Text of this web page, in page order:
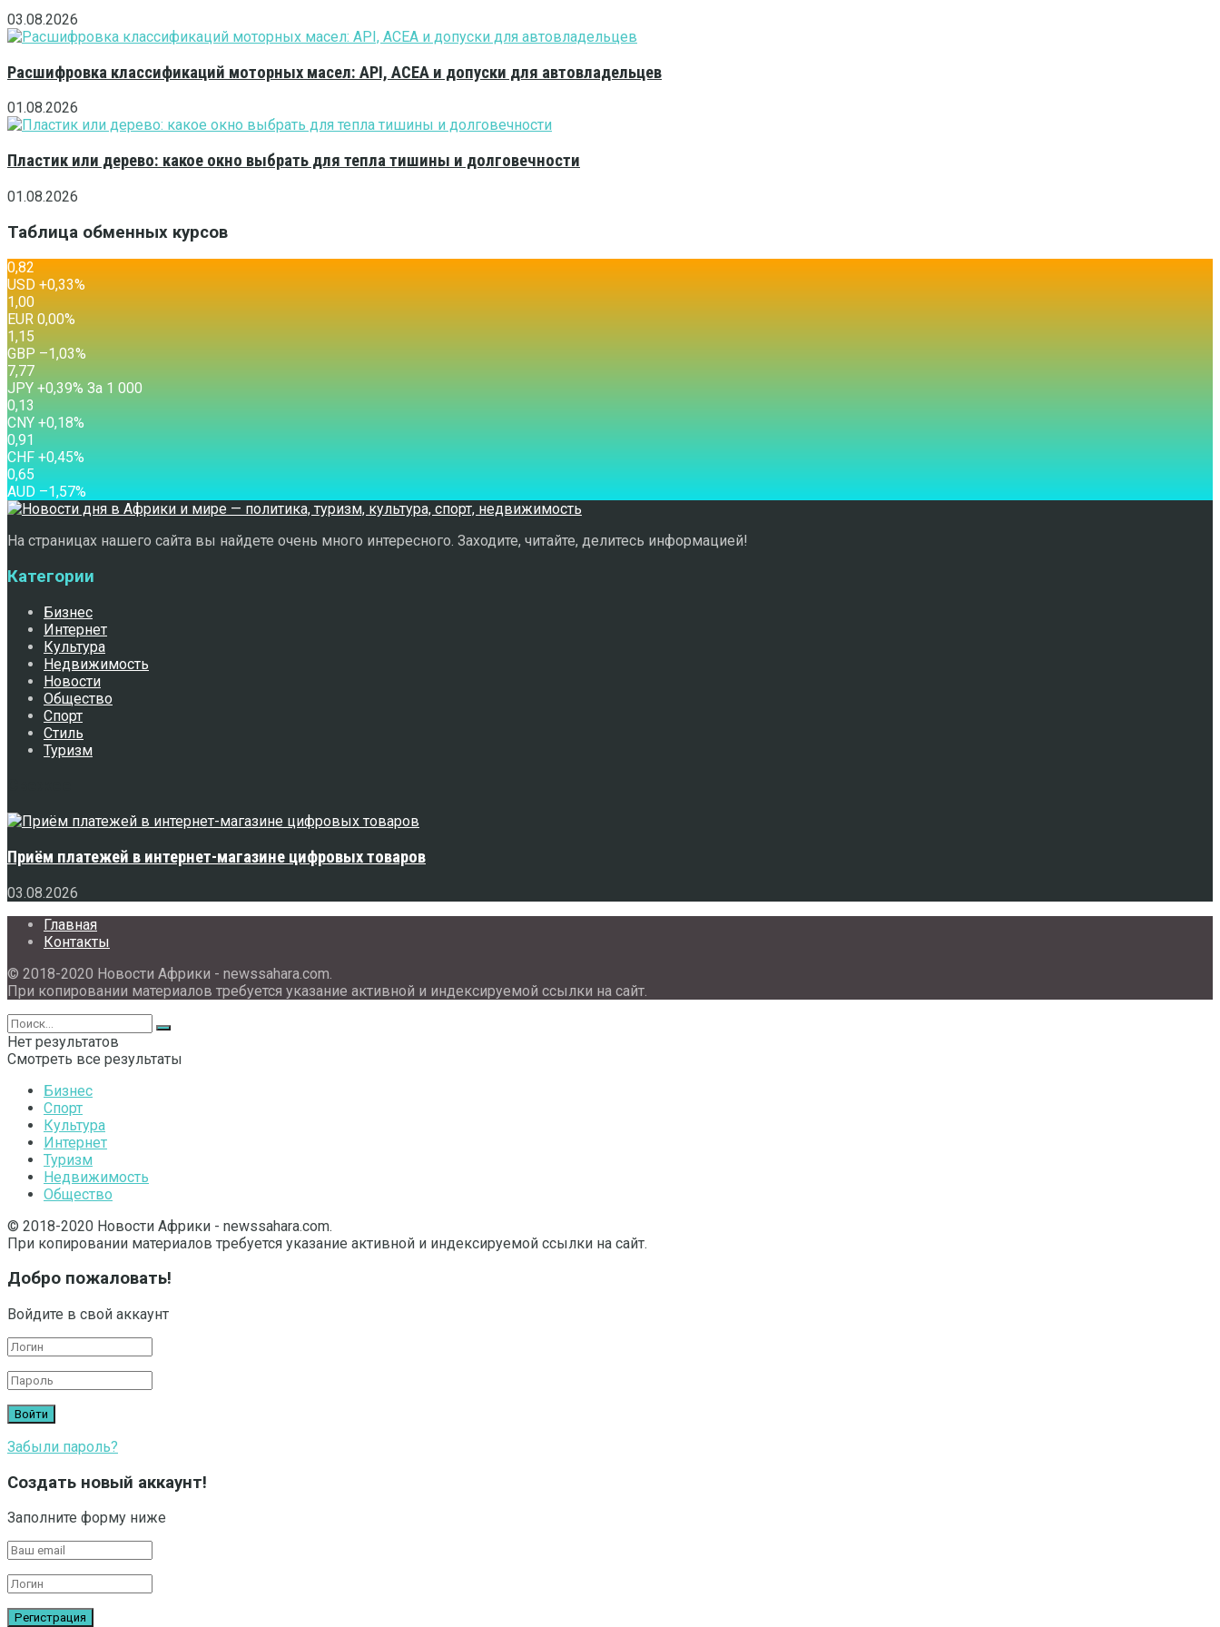
03.08.2026
Расшифровка классификаций моторных масел: API, ACEA и допуски для автовладельцев
01.08.2026
Пластик или дерево: какое окно выбрать для тепла тишины и долговечности
01.08.2026
Таблица обменных курсов
0,82
USD +0,33%
1,00
EUR 0,00%
1,15
GBP –1,03%
7,77
JPY +0,39% За 1 000
0,13
CNY +0,18%
0,91
CHF +0,45%
0,65
AUD –1,57%
На страницах нашего сайта вы найдете очень много интересного. Заходите, читайте, делитесь информацией!
Категории
Бизнес
Интернет
Культура
Недвижимость
Новости
Общество
Спорт
Стиль
Туризм
Приём платежей в интернет-магазине цифровых товаров
03.08.2026
Главная
Контакты
© 2018-2020 Новости Африки - newssahara.com.
При копировании материалов требуется указание активной и индексируемой ссылки на сайт.
Нет результатов
Смотреть все результаты
Бизнес
Спорт
Культура
Интернет
Туризм
Недвижимость
Общество
© 2018-2020 Новости Африки - newssahara.com.
При копировании материалов требуется указание активной и индексируемой ссылки на сайт.
Добро пожаловать!
Войдите в свой аккаунт
Забыли пароль?
Создать новый аккаунт!
Заполните форму ниже